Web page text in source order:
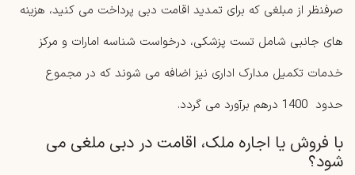
صرفنظر از مبلغی که برای تمدید اقامت دبی پرداخت می کنید، هزینه
های جانبی شامل تست پزشکی، درخواست شناسه امارات و مرکز
خدمات تکمیل مدارک اداری نیز اضافه می شوند که در مجموع
حدود 1400 درهم برآورد می گردد.
با فروش یا اجاره ملک، اقامت در دبی ملغی می
شود؟